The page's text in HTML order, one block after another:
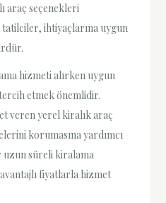
araç seçenekleri
tatilciler, ihtiyaçlarına uygun
hizmeti alırken uygun
etmek önemlidir.
veren yerel kiralık araç
korumasına yardımcı
uzun süreli kiralama
fiyatlarla hizmet